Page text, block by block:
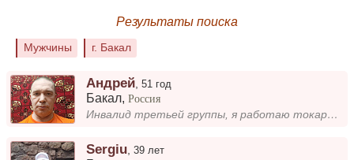
Результаты поиска
Мужчины г. Бакал
Андрей ,51 год
Бакал,Россия
Инвалид третьей группы, я работаю токарем, зубофрезеровщиком, фрезеровщиком.
Sergiu ,39 лет